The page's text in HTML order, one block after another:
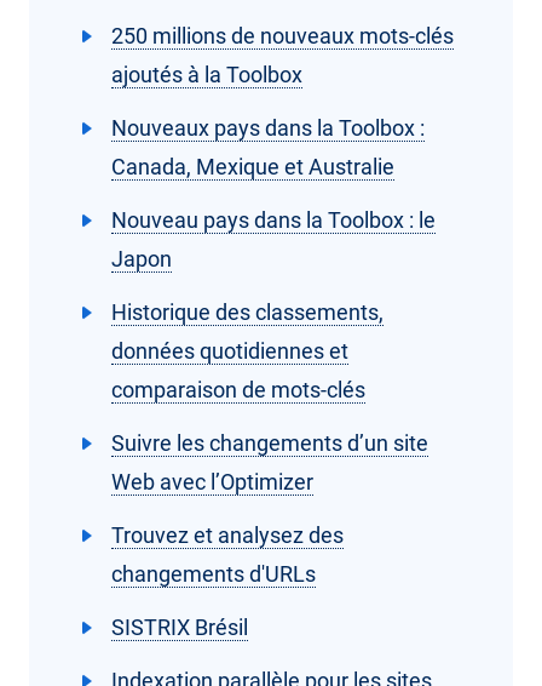
250 millions de nouveaux mots-clés
ajoutés à la Toolbox
Nouveaux pays dans la Toolbox :
Canada, Mexique et Australie
Nouveau pays dans la Toolbox : le
Japon
Historique des classements,
données quotidiennes et
comparaison de mots-clés
Suivre les changements d’un site
Web avec l’Optimizer
Trouvez et analysez des
changements d'URLs
SISTRIX Brésil
Indexation parallèle pour les sites